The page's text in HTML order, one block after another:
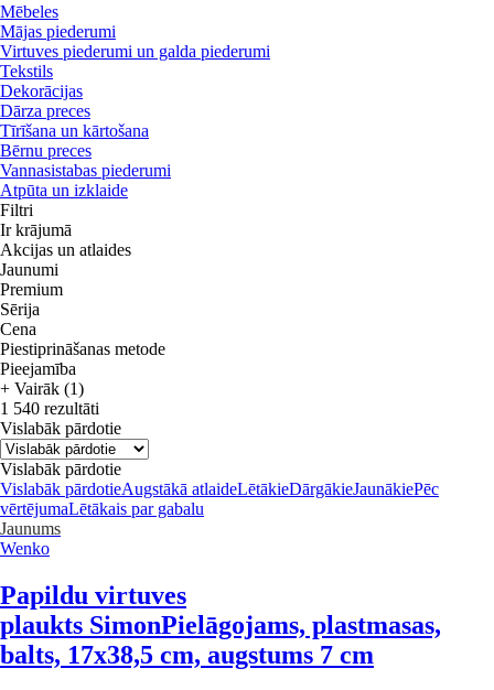
Mēbeles
Mājas piederumi
Virtuves piederumi un galda piederumi
Tekstils
Dekorācijas
Dārza preces
Tīrīšana un kārtošana
Bērnu preces
Vannasistabas piederumi
Atpūta un izklaide
Filtri
Ir krājumā
Akcijas un atlaides
Jaunumi
Premium
Sērija
Cena
Piestiprināšanas metode
Pieejamība
+ Vairāk (1)
1 540 rezultāti
Vislabāk pārdotie
Vislabāk pārdotie
Vislabāk pārdotieAugstākā atlaideLētākieDārgākieJaunākiePēc
vērtējumaLētākais par gabalu
Jaunums
Wenko
Papildu virtuves
plaukts SimonPielāgojams, plastmasas,
balts, 17x38,5 cm, augstums 7 cm